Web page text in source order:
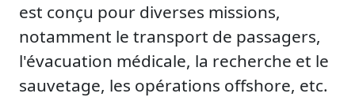
est conçu pour diverses missions,
notamment le transport de passagers,
l'évacuation médicale, la recherche et le
sauvetage, les opérations offshore, etc.